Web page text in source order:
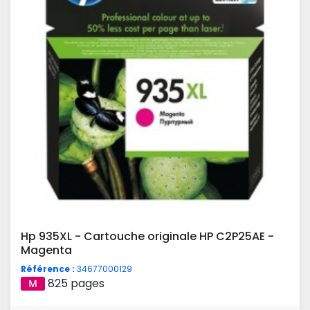
Hp 935XL - Cartouche originale HP C2P25AE -
Magenta
Référence : 34677000129
825 pages